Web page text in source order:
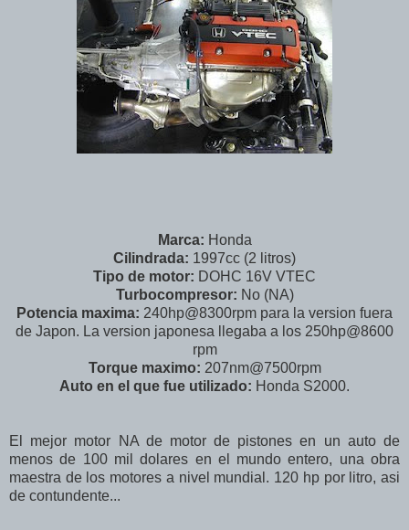
Marca: Honda
Cilindrada: 1997cc (2 litros)
Tipo de motor: DOHC 16V VTEC
Turbocompresor: No (NA)
Potencia maxima: 240hp@8300rpm para la version fuera
de Japon. La version japonesa llegaba a los 250hp@8600
rpm
Torque maximo: 207nm@7500rpm
Auto en el que fue utilizado: Honda S2000.
El mejor motor NA de motor de pistones en un auto de
menos de 100 mil dolares en el mundo entero, una obra
maestra de los motores a nivel mundial. 120 hp por litro, asi
de contundente...